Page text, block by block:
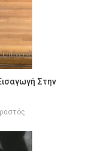
Στην